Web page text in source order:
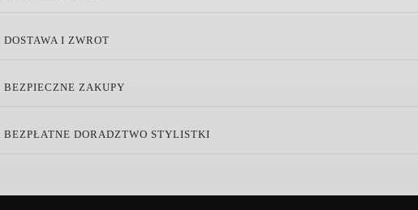
Skórzany uchwyt
Metalowe zamknięcie na zamek błyskawiczny
DOSTAWA I ZWROT
BEZPIECZNE ZAKUPY
BEZPŁATNE DORADZTWO STYLISTKI